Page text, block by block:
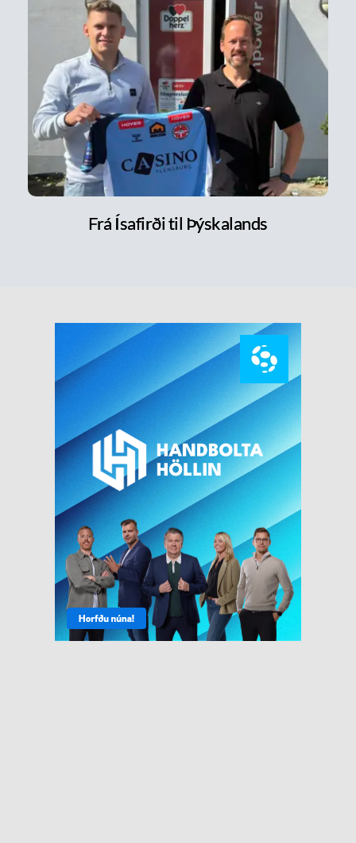
Frá Ísafirði til Þýskalands